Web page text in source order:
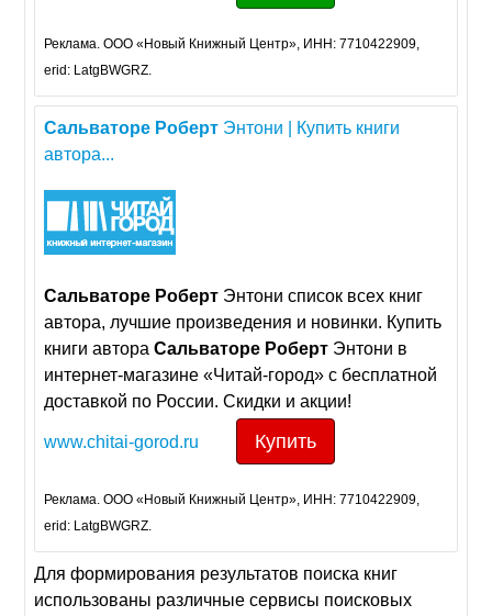
Реклама. ООО «Новый Книжный Центр», ИНН: 7710422909,
erid: LatgBWGRZ.
Сальваторе Роберт Энтони | Купить книги
автора...
Сальваторе Роберт Энтони cписок всех книг
авторa, лучшие произведения и новинки. Купить
книги авторaСальваторе Роберт Энтони в
интернет-магазине «Читай-город» с бесплатной
доставкой по России. Скидки и акции!
www.chitai-gorod.ru Купить
Реклама. ООО «Новый Книжный Центр», ИНН: 7710422909,
erid: LatgBWGRZ.
Для формирования результатов поиска книг
использованы различные сервисы поисковых